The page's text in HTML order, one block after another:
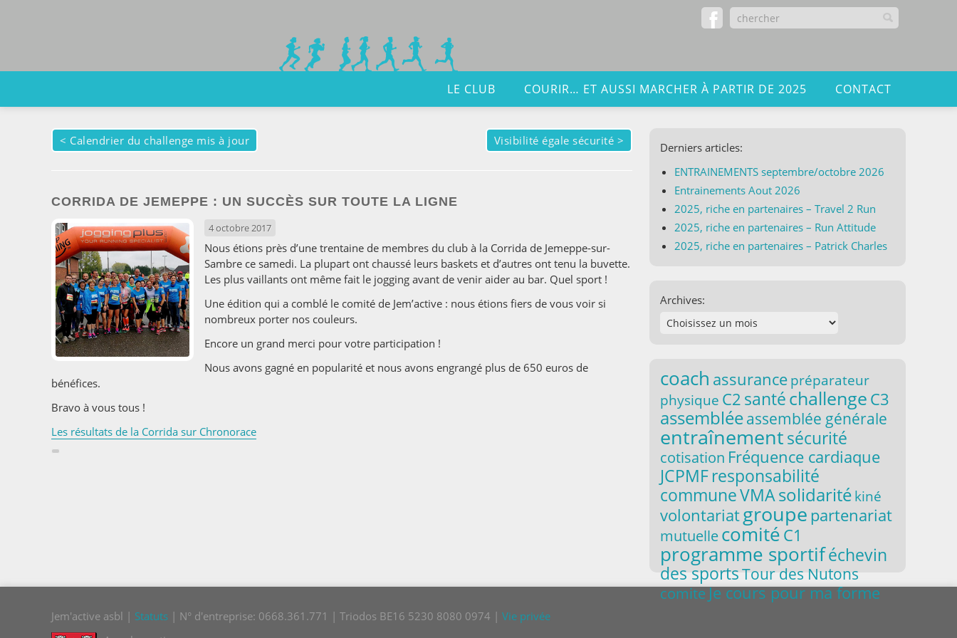
LE CLUB COURIR… ET AUSSI MARCHER À PARTIR DE 2025 CONTACT
< Calendrier du challenge mis à jour Visibilité égale sécurité >
CORRIDA DE JEMEPPE : UN SUCCÈS SUR TOUTE LA LIGNE
4 octobre 2017
Nous étions près d’une trentaine de membres du club à la Corrida de Jemeppe-sur-
Sambre ce samedi. La plupart ont chaussé leurs baskets et d’autres ont tenu la buvette.
Les plus vaillants ont même fait le jogging avant de venir aider au bar. Quel sport !
Une édition qui a comblé le comité de Jem’active : nous étions fiers de vous voir si
nombreux porter nos couleurs.
Encore un grand merci pour votre participation !
Nous avons gagné en popularité et nous avons engrangé plus de 650 euros de
bénéfices.
Bravo à vous tous !
Les résultats de la Corrida sur Chronorace
Derniers articles:
ENTRAINEMENTS septembre/octobre 2026
Entrainements Aout 2026
2025, riche en partenaires – Travel 2 Run
2025, riche en partenaires – Run Attitude
2025, riche en partenaires – Patrick Charles
Archives:
coach assurance préparateur
physique C2 santéchallengeC3
assembléeassemblée générale
entraînementsécurité
cotisation Fréquence cardiaque
JCPMFresponsabilité
communeVMAsolidarité kiné
volontariatgroupe partenariat
mutuellecomité C1
programme sportiféchevin
des sportsTour des Nutons
comiteJe cours pour ma forme
Jem'active asbl | Statuts | N° d'entreprise: 0668.361.771 | Triodos BE16 5230 8080 0974 | Vie privée